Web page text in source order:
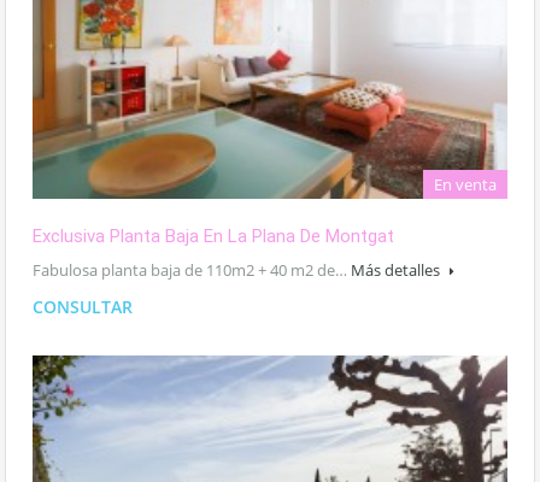
En venta
Exclusiva Planta Baja En La Plana De Montgat
Fabulosa planta baja de 110m2 + 40 m2 de… Más detalles
CONSULTAR